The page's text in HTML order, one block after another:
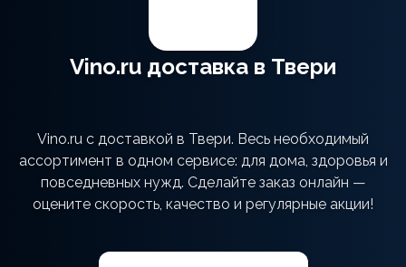
Vino.ru доставка в Твери
Vino.ru с доставкой в Твери. Весь необходимый
ассортимент в одном сервисе: для дома, здоровья и
повседневных нужд. Сделайте заказ онлайн —
оцените скорость, качество и регулярные акции!